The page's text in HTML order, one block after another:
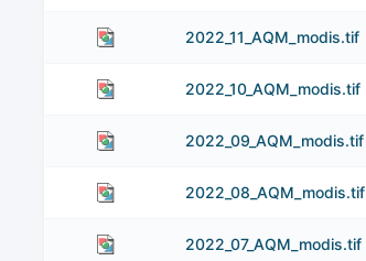
2022_11_AQM_modis.tif
2022_10_AQM_modis.tif
2022_09_AQM_modis.tif
2022_08_AQM_modis.tif
2022_07_AQM_modis.tif